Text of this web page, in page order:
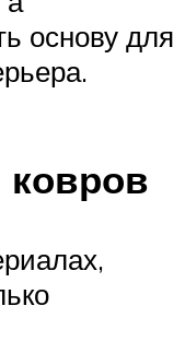
основу для